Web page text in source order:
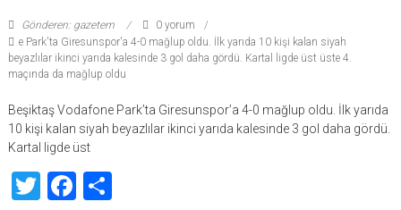
Gönderen: gazetem
0 yorum
e Park'ta Giresunspor'a 4-0 mağlup oldu. İlk yarıda 10 kişi kalan siyah
beyazlılar ikinci yarıda kalesinde 3 gol daha gördü. Kartal ligde üst üste 4.
maçında da mağlup oldu
Beşiktaş Vodafone Park’ta Giresunspor’a 4-0 mağlup oldu. İlk yarıda
10 kişi kalan siyah beyazlılar ikinci yarıda kalesinde 3 gol daha gördü.
Kartal ligde üst
TwitterFacebook
Share